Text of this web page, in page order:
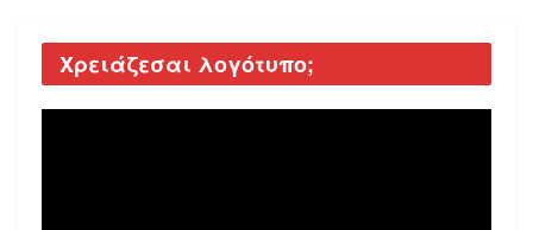
Χρειάζεσαι λογότυπο;